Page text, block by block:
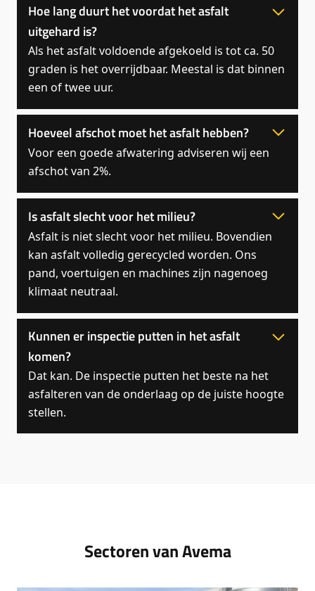
Hoe lang duurt het voordat het asfalt
uitgehard is?
Als het asfalt voldoende afgekoeld is tot ca. 50
graden is het overrijdbaar. Meestal is dat binnen
een of twee uur.
Hoeveel afschot moet het asfalt hebben?
Voor een goede afwatering adviseren wij een
afschot van 2%.
Is asfalt slecht voor het milieu?
Asfalt is niet slecht voor het milieu. Bovendien
kan asfalt volledig gerecycled worden. Ons
pand, voertuigen en machines zijn nagenoeg
klimaat neutraal.
Kunnen er inspectie putten in het asfalt
komen?
Dat kan. De inspectie putten het beste na het
asfalteren van de onderlaag op de juiste hoogte
stellen.
Sectoren van Avema